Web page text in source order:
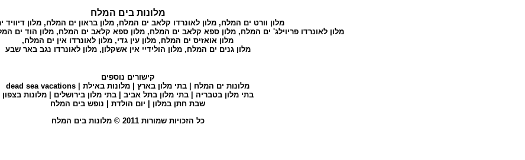
מלונות בים המלח
מלון וורט ים המלח, מלון לאונרדו קלאב ים המלח, מלון בראון ים המלח, מלון
מלון לאונרדו פריוילג' ים המלח,מלון ספא קלאב ים המלח,מלון ספא קלאב ים המלח,מלון הוד ים
מלון אואזיס ים המלח, מלון עין גדי, מלון לאונרדו אין ים המלח,
מלון גנים ים המלח,מלון הולידיי אין אשקלון,מלון לאונרדו נגב באר שבע
קישורים נוספים
מלונות ים המלח
בתי מלון בארץ מלונות באילת
dead sea vacations
בתי מלון בטבריה |בתי מלון בתל אביב |בתי מלון בירושלים |מלונות בצפון
שבת חתן במלון
יום הולדת
נופש בים המלח
כל הזכויות שמורות 2011 ©
מלונות בים המלח